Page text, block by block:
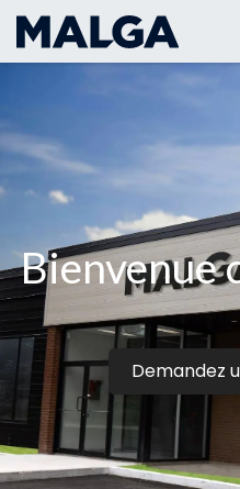
Bienvenue
Demandez